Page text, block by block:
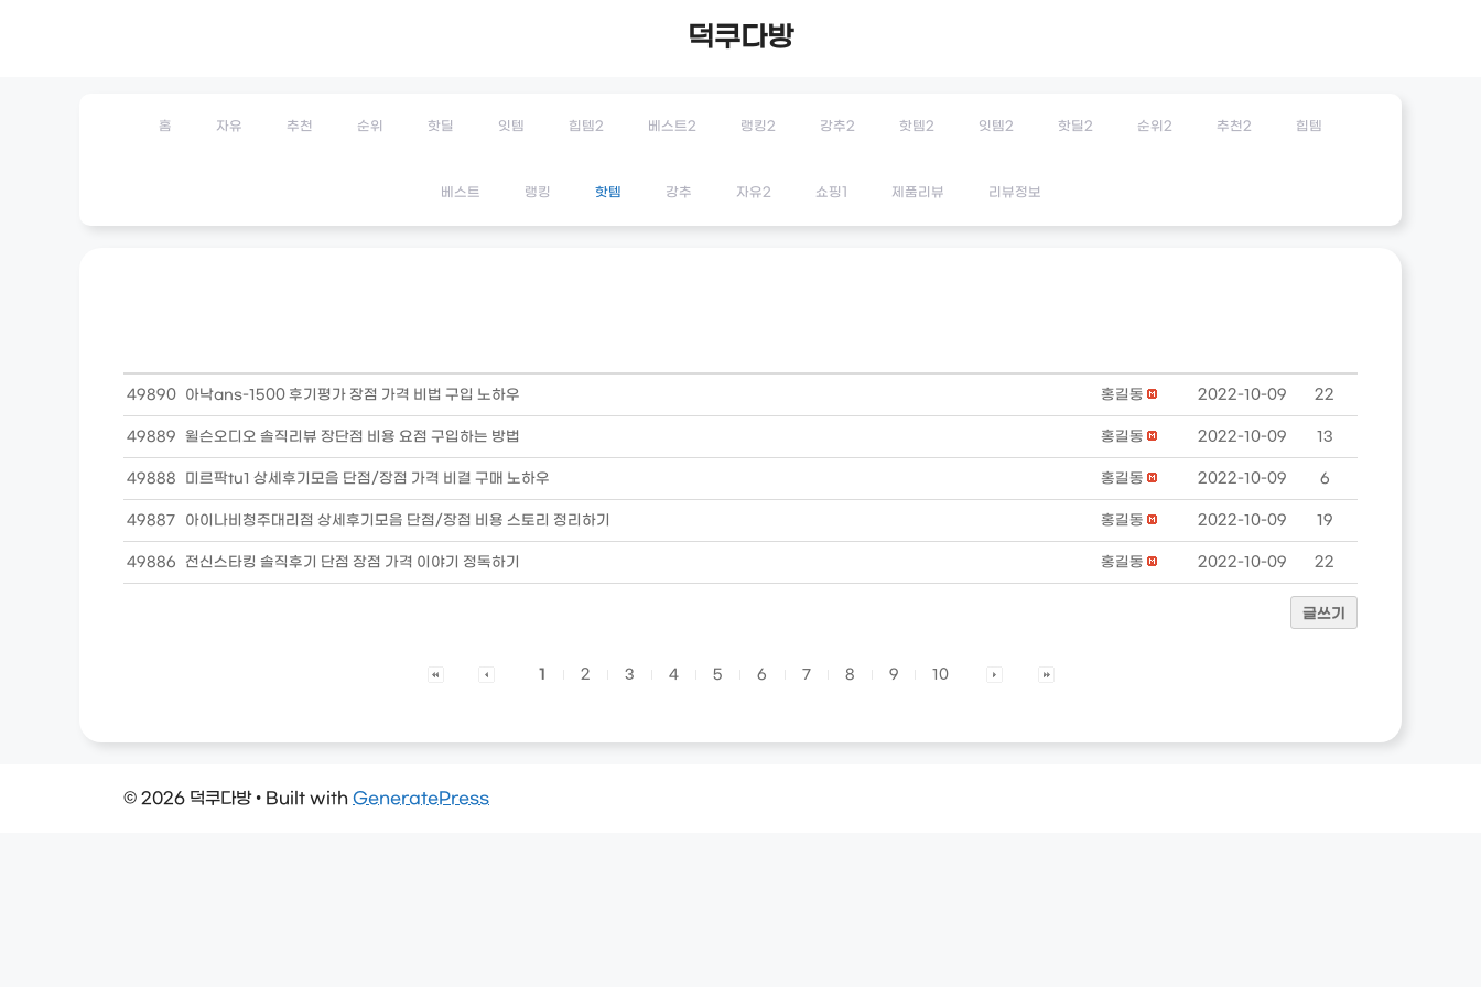
덕쿠다방
홈 자유 추천 순위 핫딜 잇템 힙템2 베스트2 랭킹2 강추2 핫템2 잇템2 핫딜2 순위2 추천2 힙템
베스트 랭킹 핫템 강추 자유2 쇼핑1 제품리뷰 리뷰정보
49890 아낙ans-1500 후기평가 장점 가격 비법 구입 노하우 홍길동 2022-10-09 22
49889 윌슨오디오 솔직리뷰 장단점 비용 요점 구입하는 방법 홍길동 2022-10-09 13
49888 미르팍tu1 상세후기모음 단점/장점 가격 비결 구매 노하우 홍길동 2022-10-09 6
49887 아이나비청주대리점 상세후기모음 단점/장점 비용 스토리 정리하기 홍길동 2022-10-09 19
49886 전신스타킹 솔직후기 단점 장점 가격 이야기 정독하기 홍길동 2022-10-09 22
글쓰기
1 2 3 4 5 6 7 8 9 10
© 2026 덕쿠다방• Built with GeneratePress